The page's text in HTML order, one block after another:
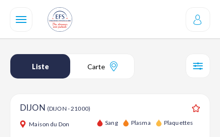
contenu
Liste Carte
DIJON (DIJON - 21000)
Maison du Don Sang Plasma Plaquettes